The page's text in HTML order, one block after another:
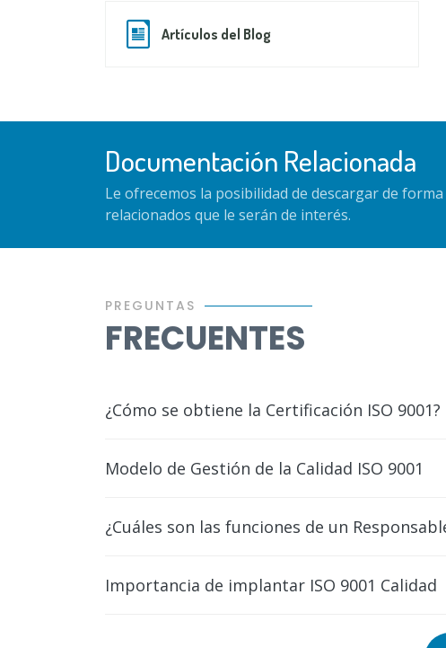
Artículos del Blog
Documentación Relacionada
Le ofrecemos la posibilidad de descargar de
relacionados que le serán de interés.
PREGUNTAS
FRECUENTES
¿Cómo se obtiene la Certificación ISO 9001?
Modelo de Gestión de la Calidad ISO 9001
¿Cuáles son las funciones de un
Importancia de implantar ISO 9001 Calidad